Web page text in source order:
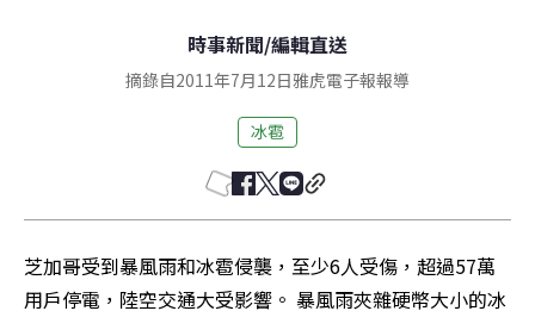
時事新聞/編輯直送
摘錄自2011年7月12日雅虎電子報報導
冰雹
芝加哥受到暴風雨和冰雹侵襲，至少6人受傷，超過57萬
用戶停電，陸空交通大受影響。 暴風雨夾雜硬幣大小的冰